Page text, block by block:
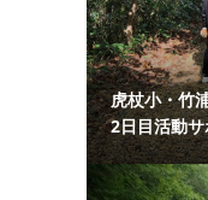
虎杖小・竹
2日目活動